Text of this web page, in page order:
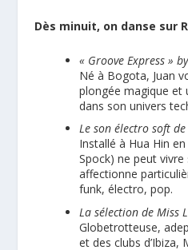
Dès minuit, on danse sur
« Groove Express »
Né à Bogota, Juan
plongée magique et
dans son univers
Le son électro soft de
Installé à Hua Hin
Spock) ne peut
affectionne
funk, électro, pop.
La sélection de Miss
Globetrotteuse,
et des clubs d’Ibiza,